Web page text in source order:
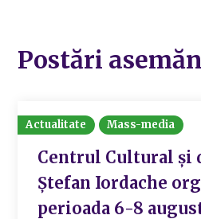
Postări
Actualitate Mass-media
Centrul Cultural şi
Ştefan Iordache
perioada 6-8